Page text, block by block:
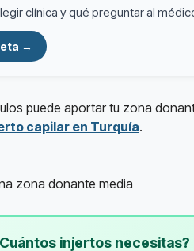
clínica y qué preguntar al
→
puede aportar tu zona
capilar en Turquía.
zona donante media
injertos necesitas?